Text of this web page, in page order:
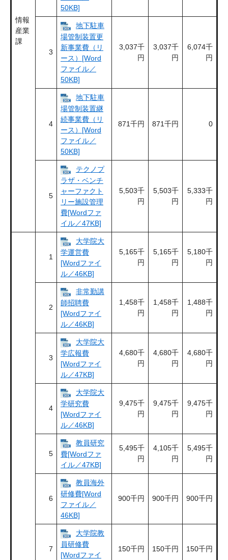
情報
産業
課
50KB]
3
地下駐車
場管制装置更
新事業費（リ
ース）[Word
ファイル／
50KB]
3,037千
円
3,037千
円
6,074千
円
4
地下駐車
場管制装置継
続事業費（リ
ース）[Word
ファイル／
50KB]
871千円 871千円 0
5
テクノプ
ラザ・ベンチ
ャーファクト
リー施設管理
費[Wordファ
イル／47KB]
5,503千
円
5,503千
円
5,333千
円
1
大学院大
学運営費
[Wordファイ
ル／46KB]
5,165千
円
5,165千
円
5,180千
円
2
非常勤講
師招聘費
[Wordファイ
ル／46KB]
1,458千
円
1,458千
円
1,488千
円
3
大学院大
学広報費
[Wordファイ
ル／47KB]
4,680千
円
4,680千
円
4,680千
円
4
大学院大
学研究費
[Wordファイ
ル／46KB]
9,475千
円
9,475千
円
9,475千
円
5
教員研究
費[Wordファ
イル／47KB]
5,495千
円
4,105千
円
5,495千
円
6
教員海外
研修費[Word
ファイル／
46KB]
900千円 900千円 900千円
7
大学院教
員研修費
[Wordファイ
150千円 150千円 150千円